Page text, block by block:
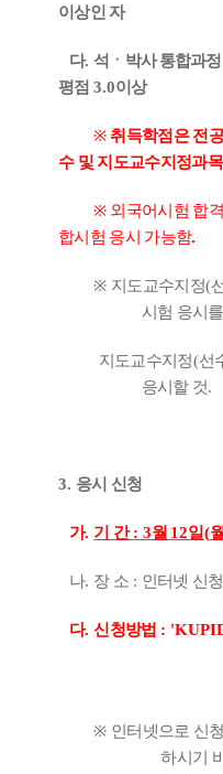
이상인 자
다. 석 ㆍ 박사 통합과정
평점 3.0이상
※ 취득학점은 전
수 및 지도교수지정과
※ 외국어시험 합
합시험 응시 가능함.
※ 지도교수지정(
시험 응시
지도교수지정(선
응시할 것.
3. 응시 신청
가. 기 간: 3월 12일(
나. 장 소 : 인터넷 신
다.신청방법 :
※ 인터넷으로 신
하시기